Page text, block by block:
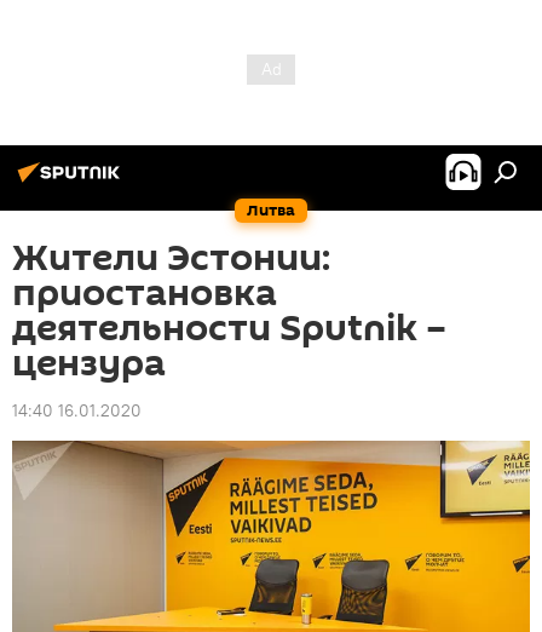
Литва
Жители Эстонии:
приостановка
деятельности Sputnik –
цензура
14:40 16.01.2020